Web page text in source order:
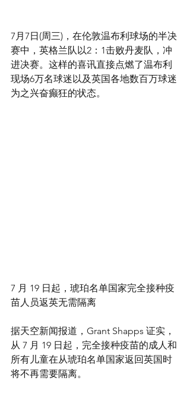
7月7日(周三)，在伦敦温布利球场的半决
赛中，英格兰队以2：1击败丹麦队，冲
进决赛。这样的喜讯直接点燃了温布利
现场6万名球迷以及英国各地数百万球迷
为之兴奋癫狂的状态。
7 月 19 日起，琥珀名单国家完全接种疫
苗人员返英无需隔离
据天空新闻报道，Grant Shapps 证实，
从 7 月 19 日起，完全接种疫苗的成人和
所有儿童在从琥珀名单国家返回英国时
将不再需要隔离。